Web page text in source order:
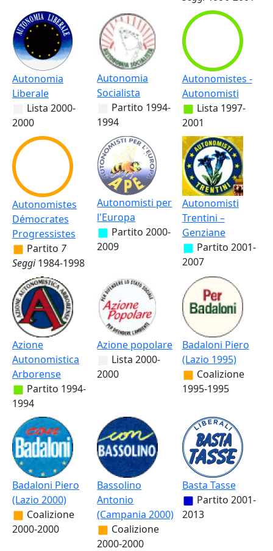
Autonomia
Liberale
Lista 2000-
2000
Autonomia
Socialista
Partito 1994-
1994
Autonomistes -
Autonomisti
Lista 1997-
2001
Autonomistes
Démocrates
Progressistes
Partito 7
Seggi 1984-1998
Autonomisti per
l'Europa
Partito 2000-
2009
Autonomisti
Trentini –
Genziane
Partito 2001-
2007
Azione
Autonomistica
Arborense
Partito 1994-
1994
Azione popolare
Lista 2000-
2000
Badaloni Piero
(Lazio 1995)
Coalizione
1995-1995
Badaloni Piero
(Lazio 2000)
Coalizione
2000-2000
Bassolino
Antonio
(Campania 2000)
Coalizione
2000-2000
Basta Tasse
Partito 2001-
2013